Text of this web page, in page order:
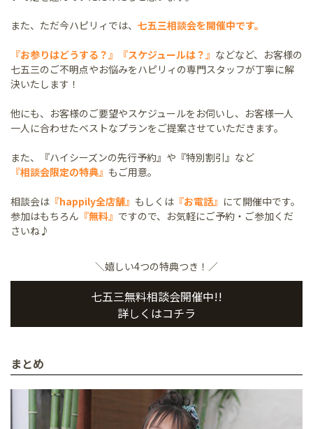
また、ただ今ハピリィでは、 七五三相談会を開催中です。
『お参りはどうする？』『スケジュールは？』 などなど、お客様の
七五三のご不明点やお悩みをハピリィの専門スタッフが丁寧に解
決いたします！
他にも、お客様のご要望やスケジュールをお伺いし、お客様一人
一人に合わせたベストなプランをご提案させていただきます。
また、 『ハイシーズンの先行予約』 や 『特別割引』 など
『相談会限定の特典』 もご用意。
相談会は 『happily全店舗』 もしくは 『お電話』 にて開催中です。
参加はもちろん 『無料』 ですので、お気軽にご予約・ご参加くだ
さいね♪
＼嬉しい4つの特典つき！／
七五三無料相談会開催中!!
詳しくはコチラ
まとめ